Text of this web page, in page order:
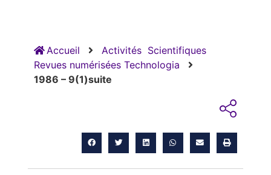
Accueil Activités Scientifiques
Revues numérisées Technologia
1986 – 9(1)suite